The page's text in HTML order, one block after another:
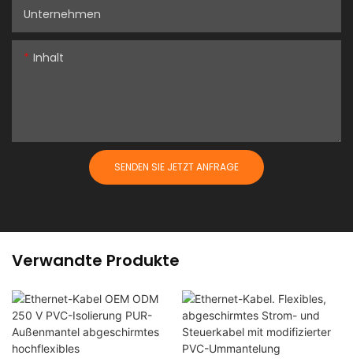
Unternehmen
Inhalt
SENDEN SIE JETZT ANFRAGE
Verwandte Produkte